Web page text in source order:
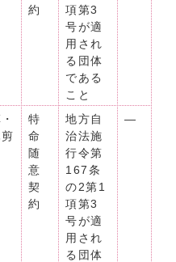
約
項第3
号が適
用され
る団体
である
こと
特
命
随
意
契
約
地方自
治法施
行令第
167条
の2第1
項第3
号が適
用され
る団体
―